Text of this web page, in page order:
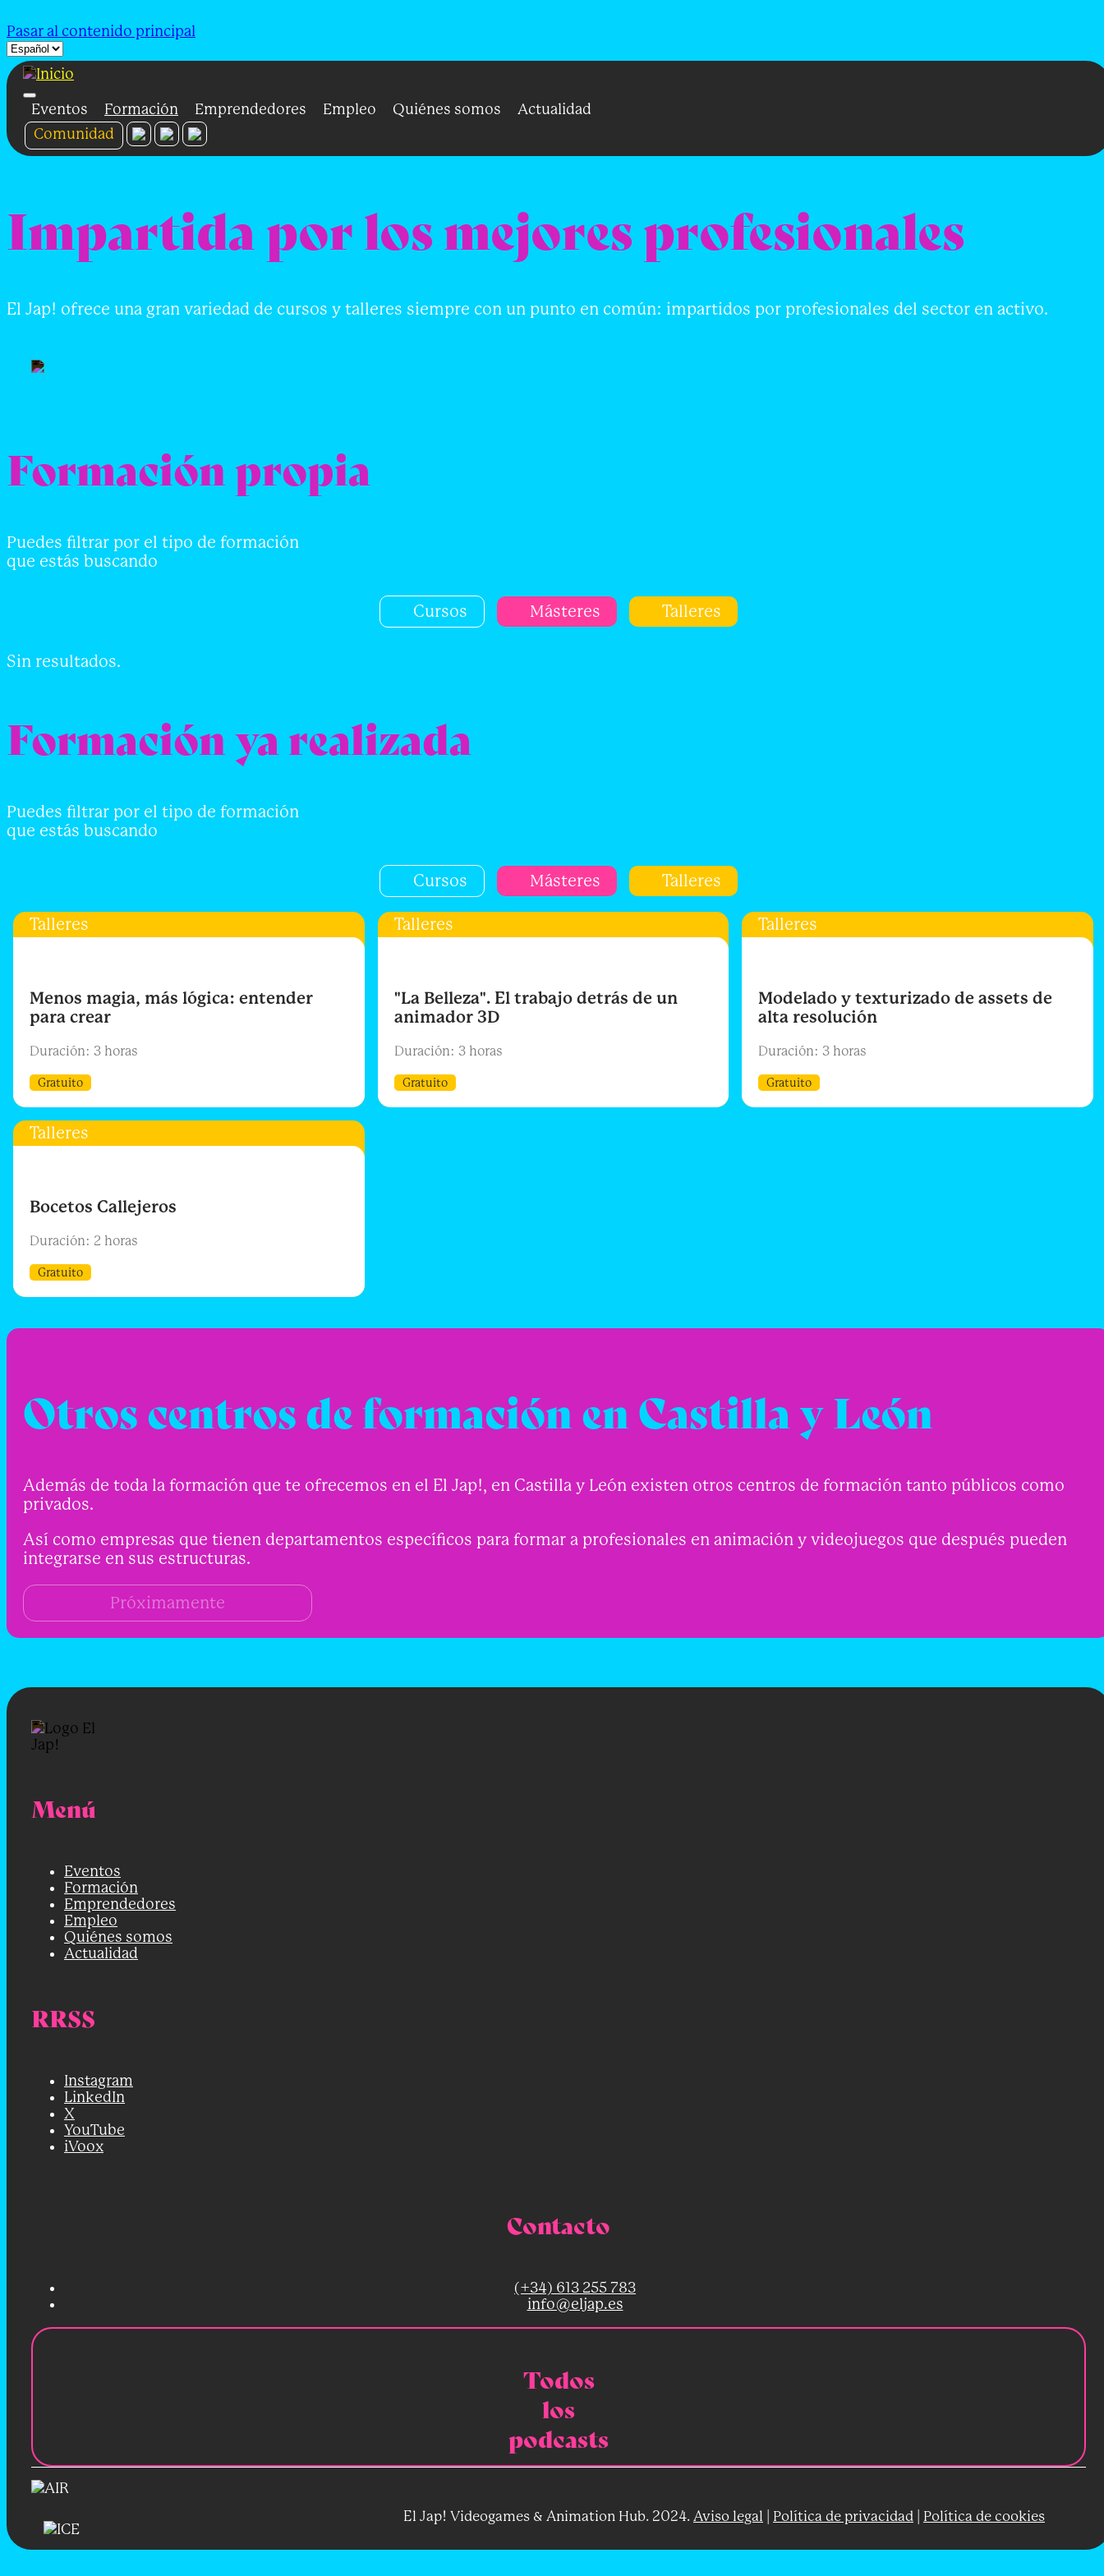
Pasar al contenido principal
Eventos Formación Emprendedores Empleo Quiénes somos
Actualidad
Comunidad
Impartida por los mejores profesionales
El Jap! ofrece una gran variedad de cursos y talleres siempre con un punto en común: impartidos por profesionales del sector en activo.
Formación propia
Puedes filtrar por el tipo de formación
que estás buscando
Cursos Másteres Talleres
Sin resultados.
Formación ya realizada
Puedes filtrar por el tipo de formación
que estás buscando
Cursos Másteres Talleres
Talleres
Menos magia, más lógica: entender
para crear
Duración: 3 horas
Gratuito
Talleres
"La Belleza". El trabajo detrás de un
animador 3D
Duración: 3 horas
Gratuito
Talleres
Modelado y texturizado de assets de
alta resolución
Duración: 3 horas
Gratuito
Talleres
Bocetos Callejeros
Duración: 2 horas
Gratuito
Otros centros de formación en Castilla y León
Además de toda la formación que te ofrecemos en el El Jap!, en Castilla y León existen otros centros de formación tanto públicos como
privados.
Así como empresas que tienen departamentos específicos para formar a profesionales en animación y videojuegos que después pueden
integrarse en sus estructuras.
Próximamente
Menú
Eventos
Formación
Emprendedores
Empleo
Quiénes somos
Actualidad
RRSS
Instagram
LinkedIn
X
YouTube
iVoox
Contacto
(+34) 613 255 783
info@eljap.es
Todos
los
podcasts
El Jap! Videogames & Animation Hub. 2024. Aviso legal Política de privacidad Política de cookies